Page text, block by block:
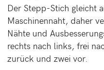
Der Stepp-Stich gleicht
Maschinennaht, daher
Nähte und
rechts nach links, frei
zurück und zwei vor.